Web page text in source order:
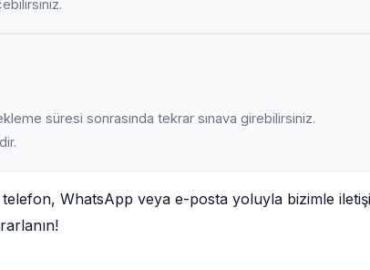
süresi sonrasında tekrar sınava girebilirsiniz.
WhatsApp veya e-posta yoluyla bizimle